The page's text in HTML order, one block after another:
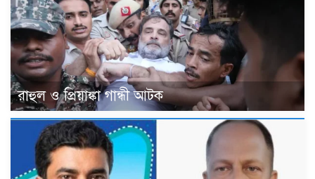
রাহুল ও প্রিয়াঙ্কা গান্ধী আটক